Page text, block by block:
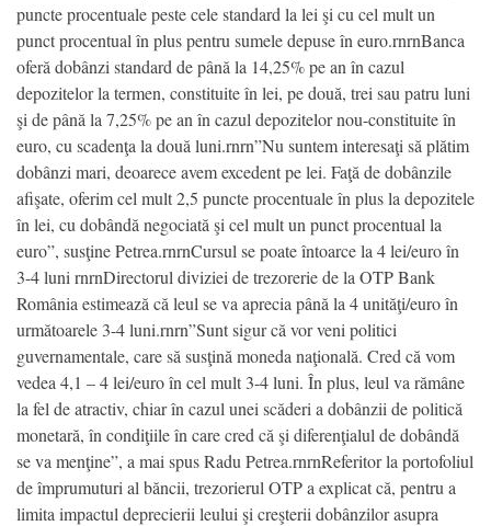
puncte procentuale peste cele standard la lei şi cu cel mult un
punct procentual în plus pentru sumele depuse în euro.rnrnBanca
oferă dobânzi standard de până la 14,25% pe an în cazul
depozitelor la termen, constituite în lei, pe două, trei sau patru luni
şi de până la 7,25% pe an în cazul depozitelor nou-constituite în
euro, cu scadenţa la două luni.rnrn”Nu suntem interesaţi să plătim
dobânzi mari, deoarece avem excedent pe lei. Faţă de dobânzile
afişate, oferim cel mult 2,5 puncte procentuale în plus la depozitele
în lei, cu dobândă negociată şi cel mult un punct procentual la
euro”, susţine Petrea.rnrnCursul se poate întoarce la 4 lei/euro în
3-4 luni rnrnDirectorul diviziei de trezorerie de la OTP Bank
România estimează că leul se va aprecia până la 4 unităţi/euro în
următoarele 3-4 luni.rnrn”Sunt sigur că vor veni politici
guvernamentale, care să susţină moneda naţională. Cred că vom
vedea 4,1 – 4 lei/euro în cel mult 3-4 luni. În plus, leul va rămâne
la fel de atractiv, chiar în cazul unei scăderi a dobânzii de politică
monetară, în condiţiile în care cred că şi diferenţialul de dobândă
se va menţine”, a mai spus Radu Petrea.rnrnReferitor la portofoliul
de împrumuturi al băncii, trezorierul OTP a explicat că, pentru a
limita impactul deprecierii leului şi creşterii dobânzilor asupra